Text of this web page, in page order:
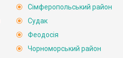
Сімферопольський район
Судак
Феодосія
Чорноморський район